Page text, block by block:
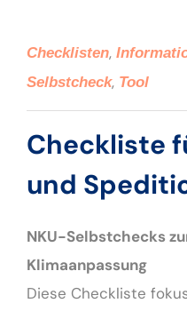
Checklisten,
Selbstcheck, Tool
Checkliste
und
NKU-Selbstchecks
Klimaanpassung
Diese Checkliste